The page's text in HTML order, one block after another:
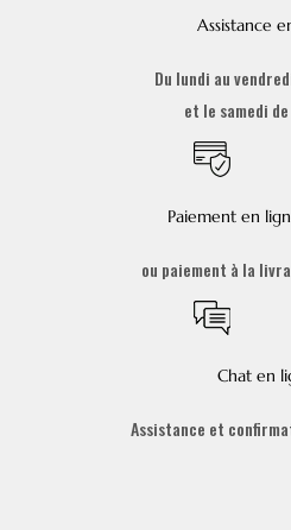
Assistance
Du lundi au
et le samedi de
Paiement en
ou paiement à la
Chat en
Assistance et